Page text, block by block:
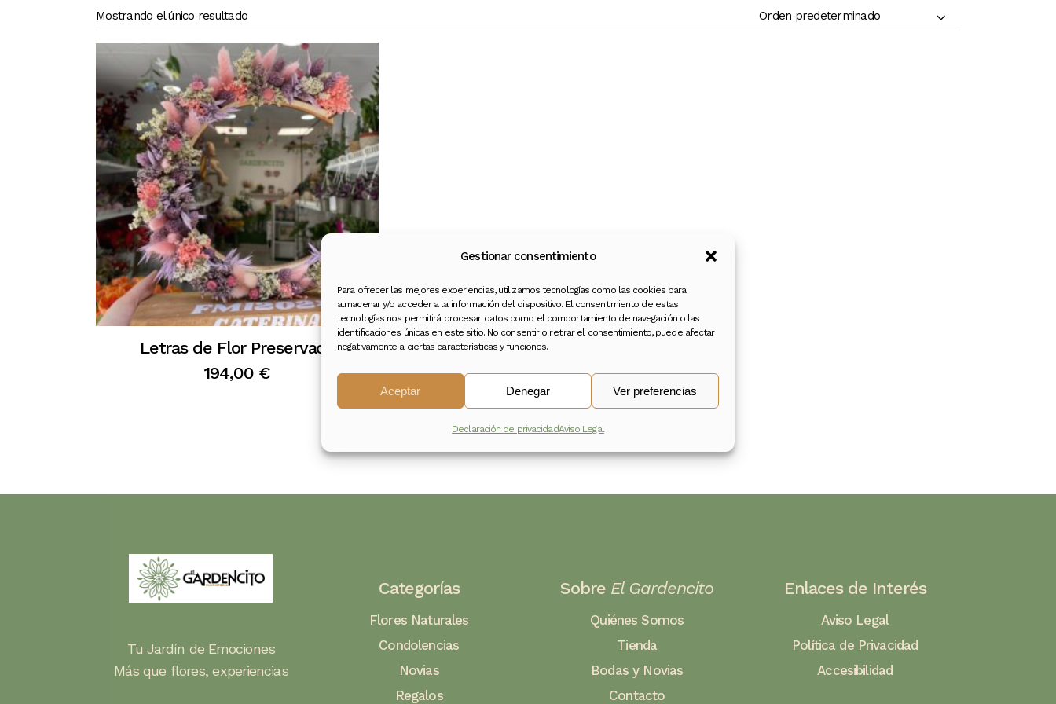
Gestionar consentimiento
Para ofrecer las mejores experiencias, utilizamos tecnologías como las cookies para
almacenar y/o acceder a la información del dispositivo. El consentimiento de estas
tecnologías nos permitirá procesar datos como el comportamiento de navegación o las
identificaciones únicas en este sitio. No consentir o retirar el consentimiento, puede afectar
negativamente a ciertas características y funciones.
Aceptar Denegar Ver preferencias
Declaración de privacidadAviso Legal
Mostrando el único resultado Orden predeterminado
Letras de Flor Preservada
194,00 €
Tu Jardín de Emociones
Más que flores, experiencias
Categorías
Flores Naturales
Condolencias
Novias
Regalos
Sobre El Gardencito
Quiénes Somos
Tienda
Bodas y Novias
Contacto
Enlaces de Interés
Aviso Legal
Política de Privacidad
Accesibilidad